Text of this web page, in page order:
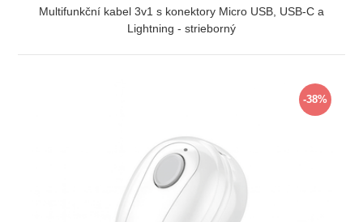
Multifunkční kabel 3v1 s konektory Micro USB, USB-C a
Lightning - strieborný
-38%